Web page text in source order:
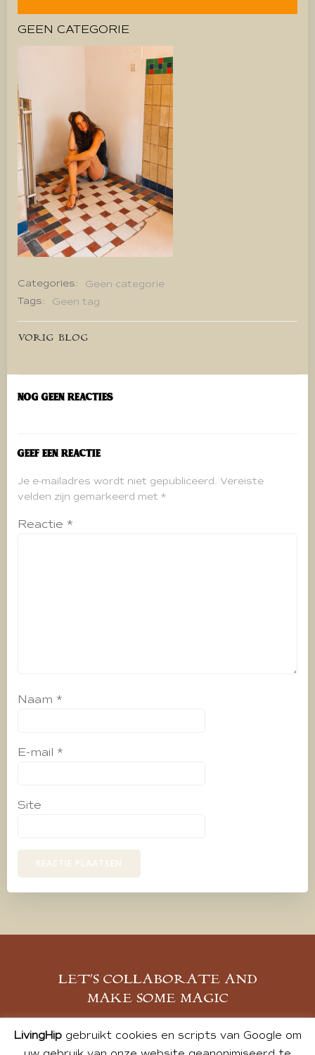
GEEN CATEGORIE
Categories:
Geen categorie
Tags:
Geen tag
Bericht
navigatie
VORIG BLOG
Nog geen reacties
Geef een reactie
Je e-mailadres wordt niet gepubliceerd. Vereiste
velden zijn gemarkeerd met *
Reactie *
Naam *
E-mail *
Site
LET’S COLLABORATE AND
MAKE SOME MAGIC
MELD JE AAN
LivingHipgebruikt cookies en scripts van Google om